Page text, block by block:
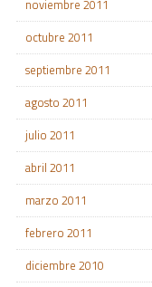
noviembre 2011
octubre 2011
septiembre 2011
agosto 2011
julio 2011
abril 2011
marzo 2011
febrero 2011
diciembre 2010